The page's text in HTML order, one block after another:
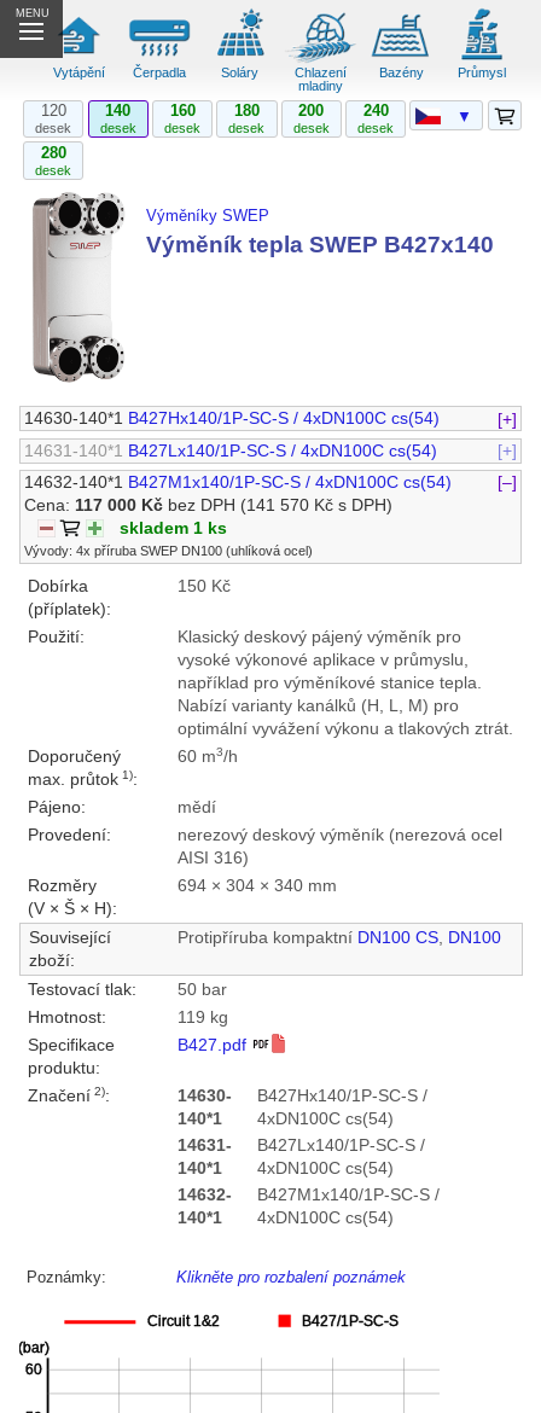
MENU
Vytápění Čerpadla Soláry
Chlazení
mladiny
Bazény Průmysl
120
desek
140
desek
160
desek
180
desek
200
desek
240
desek
280
desek
Výměníky SWEP
Výměník tepla SWEP B427x140
14630-140*1 B427Hx140/1P-SC-S / 4xDN100C cs(54)
[+]
14631-140*1 B427Lx140/1P-SC-S / 4xDN100C cs(54)
[+]
14632-140*1 B427M1x140/1P-SC-S / 4xDN100C cs(54)
[–]
Cena:117 000 Kč bez DPH (141 570 Kč s DPH)
skladem 1 ks
Vývody: 4x příruba SWEP DN100 (uhlíková ocel)
Dobírka
(příplatek):
150 Kč
Použití:
Klasický deskový pájený výměník pro
vysoké výkonové aplikace v průmyslu,
například pro výměníkové stanice tepla.
Nabízí varianty kanálků (H, L, M) pro
optimální vyvážení výkonu a tlakových ztrát.
Doporučený
max. průtok1):
60 m3/h
Pájeno:
mědí
Provedení:
nerezový deskový výměník (nerezová ocel
AISI 316)
Rozměry
(V × Š × H):
694 × 304 × 340 mm
Související
zboží:
Protipříruba kompaktní DN100 CS, DN100
Testovací tlak:
50 bar
Hmotnost:
119 kg
Specifikace
produktu:
B427.pdf
Značení2):
14630-
140*1
B427Hx140/1P-SC-S /
4xDN100C cs(54)
14631-
140*1
B427Lx140/1P-SC-S /
4xDN100C cs(54)
14632-
140*1
B427M1x140/1P-SC-S /
4xDN100C cs(54)
Poznámky: Klikněte pro rozbalení poznámek
▼